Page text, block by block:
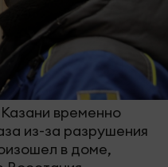
временно
из-за разрушения
в доме,